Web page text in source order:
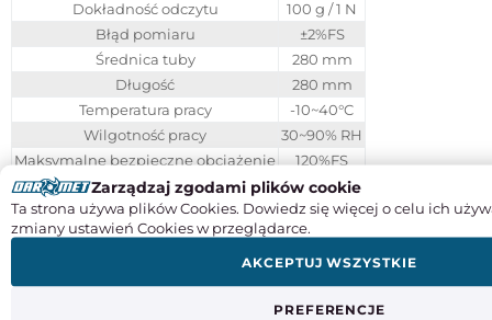
Dokładność odczytu
100 g / 1 N
Błąd pomiaru
±2%FS
Średnica tuby
280 mm
Długość
280 mm
Temperatura pracy
-10~40°C
Wilgotność pracy
30~90% RH
Maksymalne bezpieczne obciążenie
120%FS
Limit przeciążenia
240%FS
Waga
0,28 kg
SPECYFIKACJA PRODUKTU
Zarządzaj zgodami plików cookie
Ta strona używa plików Cookies. Dowiedz się więcej o celu ich
zmiany ustawień Cookies w przeglądarce.
PREFERENCJE
AKCEPTUJ WSZYSTKIE